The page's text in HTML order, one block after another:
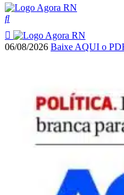
06/08/2026 Baixe AQUI o